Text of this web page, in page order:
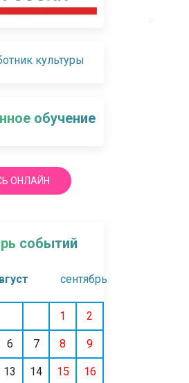
культуры
обучение
ОНЛАЙН
событий
сентябрь
1 2
6 7 8 9
13 14 15 16